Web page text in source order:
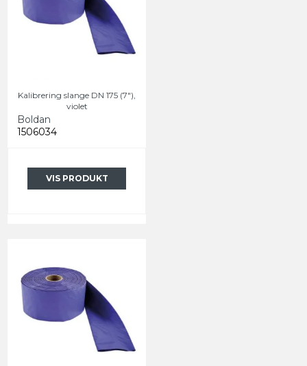
Kalibrering slange DN 175 (7"),
violet
Boldan
1506034
VIS PRODUKT